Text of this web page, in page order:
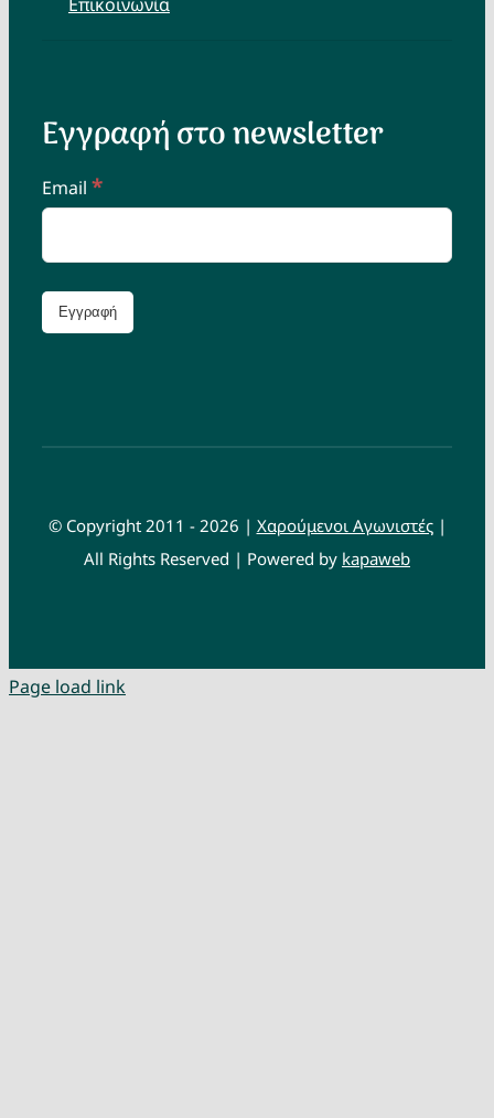
Εγγραφή στο newsletter
Email *
© Copyright 2011 - 2026 | Χαρούμενοι Αγωνιστές|
All Rights Reserved | Powered by kapaweb
Page load link